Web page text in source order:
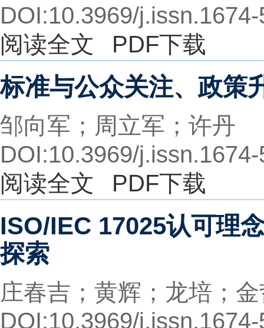
DOI:10.3969/
阅读全文
PDF下载
标准与公众关注、政策
邹向军；周立军；许丹
DOI:10.3969/
阅读全文
PDF下载
ISO/IEC 17025认可理
探索
庄春吉；黄辉；龙培；
DOI:10.3969/